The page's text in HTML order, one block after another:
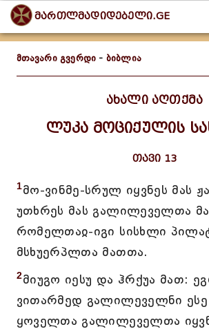
მართლმადიდებელი.GE
მთავარი გვერდი - ბიბლია
ახალი აღთქმა
ლუკა მოციქულის
თავი 13
1მო-ვინმე-სრულ იყვნეს მას
უთხრეს მას გალილეველთა
რომელთაჲ-იგი სისხლი
მსხუერპლთა მათთა.
2მიუგო იესუ და ჰრქუა მათ:
ვითარმედ გალილეველნი
ყოველთა გალილეველთა